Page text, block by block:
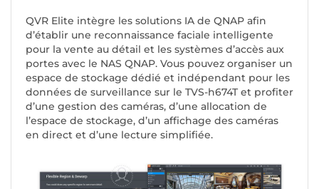
QVR Elite intègre les solutions IA de QNAP afin
d’établir une reconnaissance faciale intelligente
pour la vente au détail et les systèmes d’accès aux
portes avec le NAS QNAP. Vous pouvez organiser un
espace de stockage dédié et indépendant pour les
données de surveillance sur le TVS-h674T et profiter
d’une gestion des caméras, d’une allocation de
l’espace de stockage, d’un affichage des caméras
en direct et d’une lecture simplifiée.